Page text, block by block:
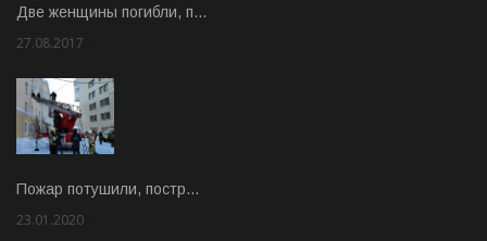
Две женщины погибли, п…
27.08.2017
Пожар потушили, постр…
23.01.2020